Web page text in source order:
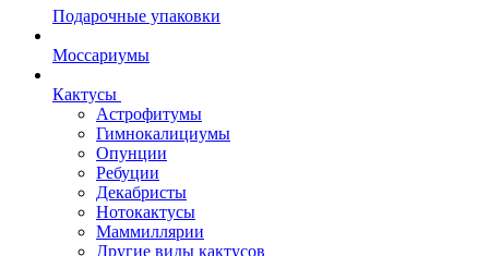
Подарочные упаковки
Моссариумы
Кактусы
Астрофитумы
Гимнокалициумы
Опунции
Ребуции
Декабристы
Нотокактусы
Маммиллярии
Другие виды кактусов